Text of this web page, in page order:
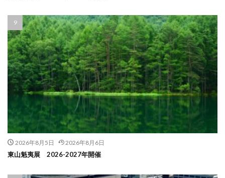
2026年8月5日 2026年8月6日
東山魁夷展 2026-2027年開催